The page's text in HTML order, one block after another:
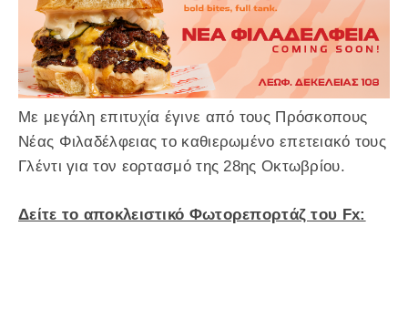
Με μεγάλη επιτυχία έγινε από τους Πρόσκοπους
Νέας Φιλαδέλφειας το καθιερωμένο επετειακό τους
Γλέντι για τον εορτασμό της 28ης Οκτωβρίου.
Δείτε το αποκλειστικό Φωτορεπορτάζ του Fx: